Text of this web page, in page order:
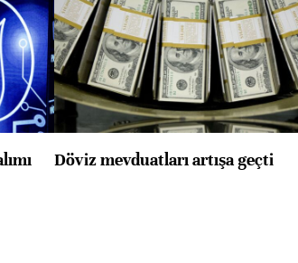
Döviz mevduatları artışa geçti